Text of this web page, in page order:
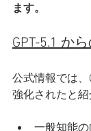
ます。
GPT-5.1 か
公式情報では、
強化されたと紹
一般知能